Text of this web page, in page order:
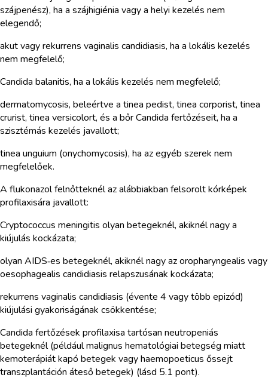
szájpenész), ha a szájhigiénia vagy a helyi kezelés nem
elegendő;
akut vagy rekurrens vaginalis candidiasis, ha a lokális kezelés
nem megfelelő;
Candida balanitis, ha a lokális kezelés nem megfelelő;
dermatomycosis, beleértve a tinea pedist, tinea corporist, tinea
crurist, tinea versicolort, és a bőr Candida fertőzéseit, ha a
szisztémás kezelés javallott;
tinea unguium (onychomycosis), ha az egyéb szerek nem
megfelelőek.
A flukonazol felnőtteknél az alábbiakban felsorolt kórképek
profilaxisára javallott:
Cryptococcus meningitis olyan betegeknél, akiknél nagy a
kiújulás kockázata;
olyan AIDS‑es betegeknél, akiknél nagy az oropharyngealis vagy
oesophagealis candidiasis relapszusának kockázata;
rekurrens vaginalis candidiasis (évente 4 vagy több epizód)
kiújulási gyakoriságának csökkentése;
Candida fertőzések profilaxisa tartósan neutropeniás
betegeknél (például malignus hematológiai betegség miatt
kemoterápiát kapó betegek vagy haemopoeticus őssejt
transzplantáción áteső betegek) (lásd 5.1 pont).